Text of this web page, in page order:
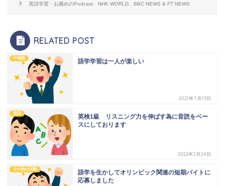
英語学習・お薦めのPodcast NHK WORLD、BBC NEWS & FT NEWS
RELATED POST
中国語 語学学習は一人が楽しい
2021年7月13日
英語
英検1級 リスニング力を伸ばす為に音読をベー
スにしております
2022年2月24日
その他の活動
語学を生かしてオリンピック関連の短期バイトに
応募しました